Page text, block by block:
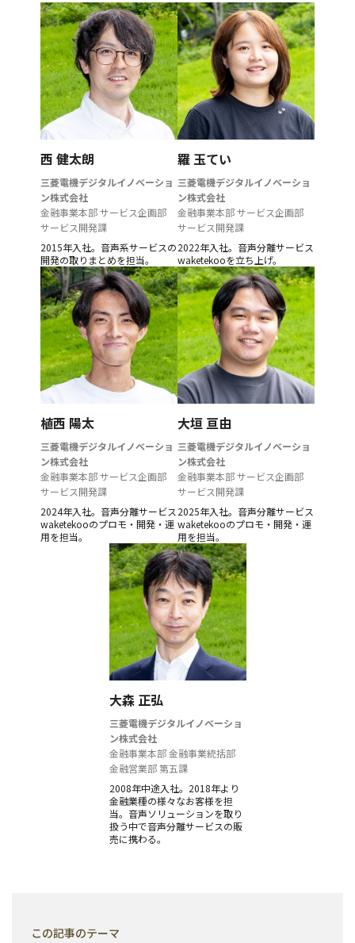
西 健太朗
三菱電機デジタルイノベーショ
ン株式会社
金融事業本部 サービス企画部
サービス開発課
2015年入社。音声系サービスの
開発の取りまとめを担当。
羅 玉てい
三菱電機デジタルイノベーショ
ン株式会社
金融事業本部 サービス企画部
サービス開発課
2022年入社。音声分離サービス
waketekooを立ち上げ。
植西 陽太
三菱電機デジタルイノベーショ
ン株式会社
金融事業本部 サービス企画部
サービス開発課
2024年入社。音声分離サービス
waketekooのプロモ・開発・運
用を担当。
大垣 亘由
三菱電機デジタルイノベーショ
ン株式会社
金融事業本部 サービス企画部
サービス開発課
2025年入社。音声分離サービス
waketekooのプロモ・開発・運
用を担当。
大森 正弘
三菱電機デジタルイノベーショ
ン株式会社
金融事業本部 金融事業統括部
金融営業部 第五課
2008年中途入社。2018年より
金融業種の様々なお客様を担
当。音声ソリューションを取り
扱う中で音声分離サービスの販
売に携わる。
この記事のテーマ